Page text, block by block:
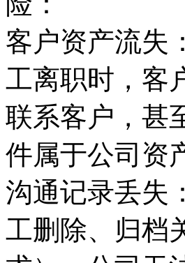
客户资产流失
工离职时，客
联系客户，甚
件属于公司资
沟通记录丢失
工删除、归档